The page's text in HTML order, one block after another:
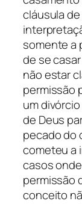
cláusula
somente a
de se
não estar
permissão
um
de Deus
pecado do
cometeu a
casos
permissão
conceito